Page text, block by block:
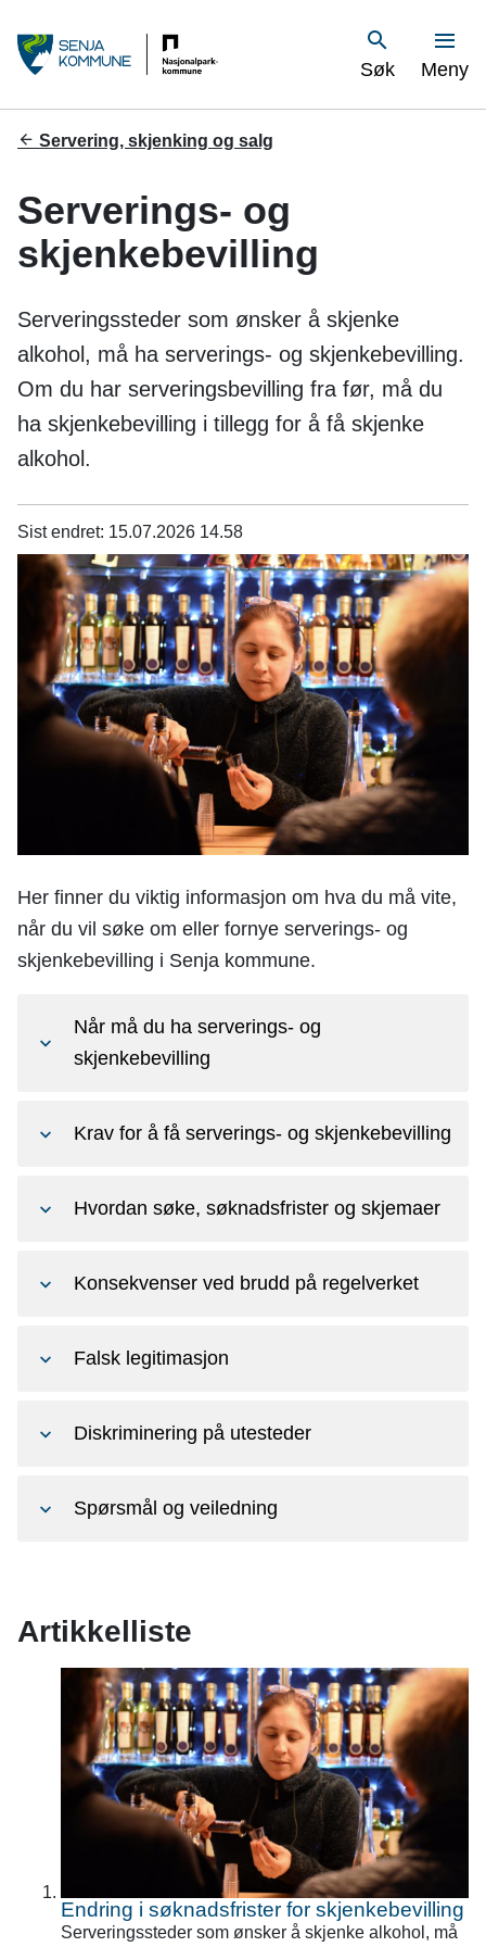
S
e
n
a
k
o
m
m
u
e
Søk Vis
Meny
Du
her:
Servering, skjenking og salg
Serverings- og
skjenkebevilling
Serveringssteder som ønsker å skjenke
alkohol, må ha serverings- og skjenkebevilling.
Om du har serveringsbevilling fra før, må du
ha skjenkebevilling i tillegg for å få skjenke
alkohol.
Sist endret 15.07.2026 14.58
Her finner du viktig informasjon om hva du må vite,
når du vil søke om eller fornye serverings- og
skjenkebevilling i Senja kommune.
Når må du ha serverings- og
skjenkebevilling
Krav for å få serverings- og skjenkebevilling
Hvordan søke, søknadsfrister og skjemaer
Konsekvenser ved brudd på regelverket
Falsk legitimasjon
Diskriminering på utesteder
Spørsmål og veiledning
Artikkelliste
Endring i søknadsfrister for skjenkebevilling
Serveringssteder som ønsker å skjenke alkohol, må